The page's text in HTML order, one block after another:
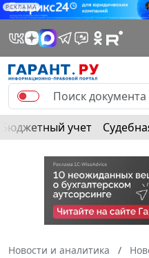
РЕКЛАМА
Бюджетный учет
Новости и аналитика